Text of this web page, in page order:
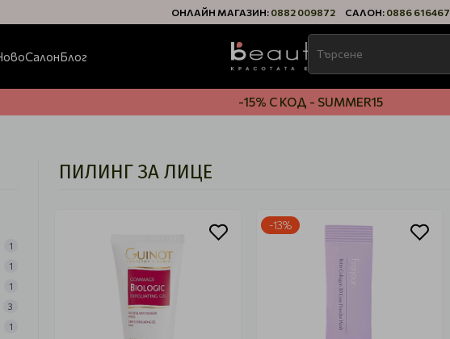
ОНЛАЙН МАГАЗИН: 0882 009872 САЛОН: 0886 616467
СалонБлог
-15% С КОД - SUMMER15
1
1
1
3
1
ПИЛИНГ ЗА ЛИЦЕ
-13%